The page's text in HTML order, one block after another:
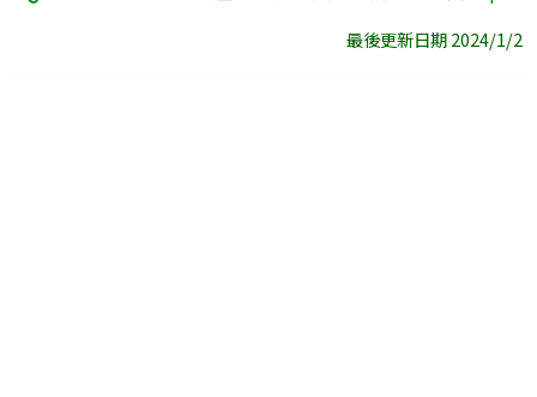
最後更新日期 2024/1/2